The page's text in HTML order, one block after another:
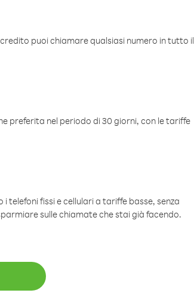
puoi chiamare qualsiasi numero in tutto il
preferita nel periodo di 30 giorni, con le tariffe
fissi e cellulari a tariffe basse, senza
sulle chiamate che stai già facendo.